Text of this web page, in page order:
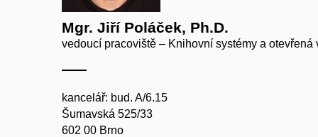
Mgr. Jiří Poláček, Ph.D.
vedoucí pracoviště – Knihovní systémy a otevřená
kancelář: bud. A/6.15
Šumavská 525/33
602 00 Brno